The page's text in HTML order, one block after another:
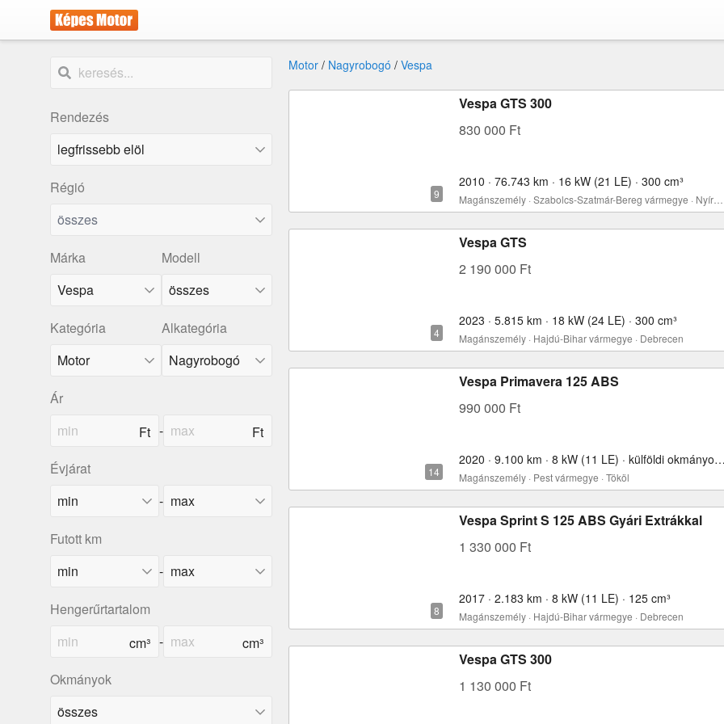
Rendezés
Régió
összes
Márka
Vespa
Modell
összes
Kategória Alkategória
Ár
-
Évjárat
-
Futott km
-
Hengerűrtartalom
-
Okmányok
Motor / Nagyrobogó / Vespa
Vespa GTS 300
830 000 Ft
2010 · 76.743 km · 16 kW (21 LE) · 300 cm³
Vespa GTS
2 190 000 Ft
2023 · 5.815 km · 18 kW (24 LE) · 300 cm³
Magánszemély · Hajdú-Bihar vármegye · Debrecen
Vespa Primavera 125 ABS
990 000 Ft
2020 · 9.100 km · 8 kW (11 LE) ·
Magánszemély · Pest vármegye · Tököl
Vespa Sprint S 125 ABS Gyári Extrákkal
1 330 000 Ft
2017 · 2.183 km · 8 kW (11 LE) · 125 cm³
Magánszemély · Hajdú-Bihar vármegye · Debrecen
Vespa GTS 300
1 130 000 Ft